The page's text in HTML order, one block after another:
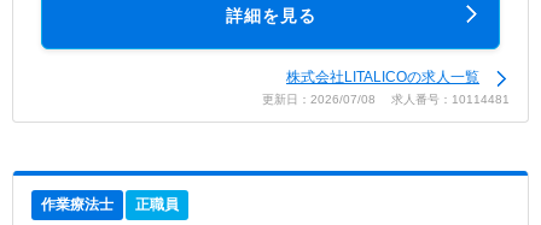
詳細を見る
株式会社LITALICOの求人一覧
更新日：2026/07/08 求人番号：10114481
作業療法士 正職員